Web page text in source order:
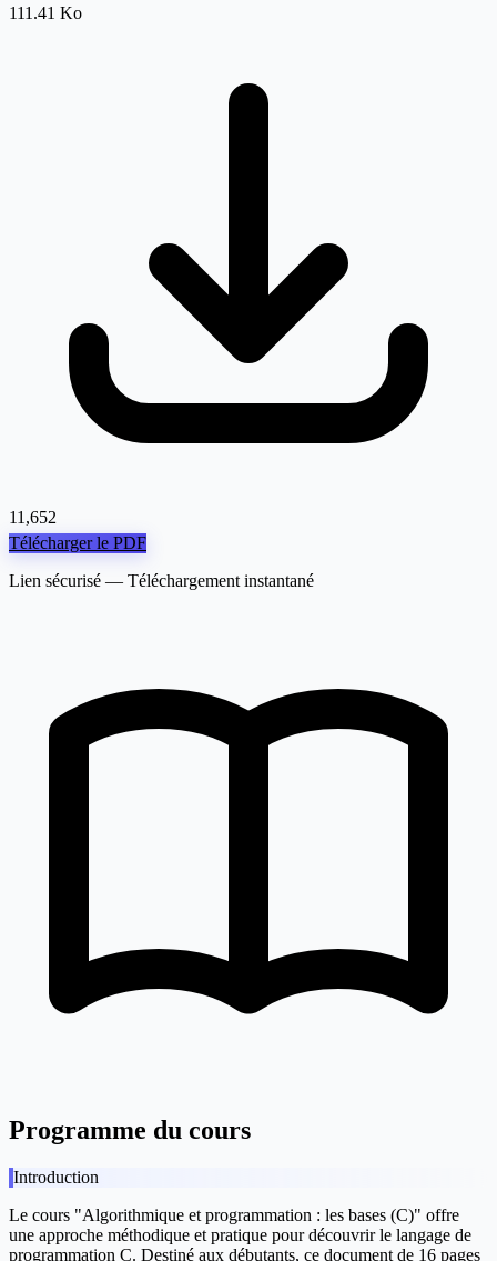
111.41 Ko
11,652
Télécharger le PDF
Lien sécurisé — Téléchargement instantané
Programme du cours
Introduction
Le cours "Algorithmique et programmation : les bases (C)" offre
une approche méthodique et pratique pour découvrir le langage de
programmation C. Destiné aux débutants, ce document de 16 pages